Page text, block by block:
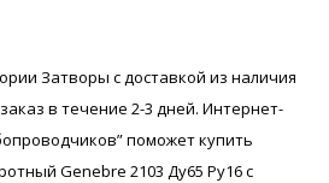
Затворы с доставкой из наличия
в течение 2-3 дней. Интернет-
поможет купить
Genebre 2103 Ду65 Ру16 с